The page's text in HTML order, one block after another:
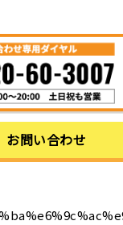
お問い合わせ